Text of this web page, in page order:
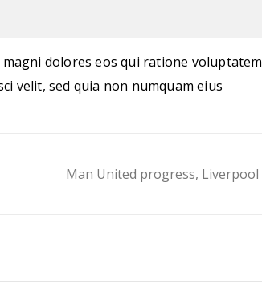
dolores eos qui ratione voluptatem
velit, sed quia non numquam eius
Man United progress, Liverpool